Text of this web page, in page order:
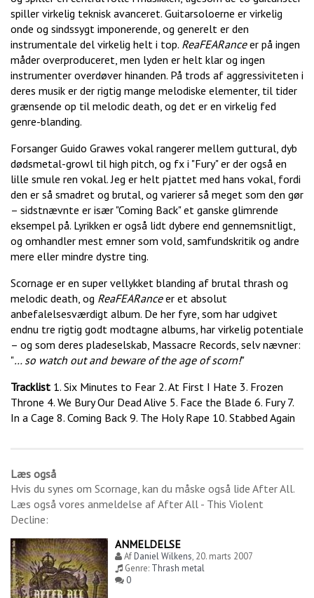
spiller virkelig teknisk avanceret. Guitarsoloerne er virkelig
onde og sindssygt imponerende, og generelt er den
instrumentale del virkelig helt i top. ReaFEARanceer på ingen
måder overproduceret, men lyden er helt klar og ingen
instrumenter overdøver hinanden. På trods af aggressiviteten i
deres musik er der rigtig mange melodiske elementer, til tider
grænsende op til melodic death, og det er en virkelig fed
genre-blanding.
Forsanger Guido Grawes vokal rangerer mellem guttural, dyb
dødsmetal-growl til high pitch, og fx i "Fury" er der også en
lille smule ren vokal. Jeg er helt pjattet med hans vokal, fordi
den er så smadret og brutal, og varierer så meget som den gør
– sidstnævnte er især "Coming Back" et ganske glimrende
eksempel på. Lyrikken er også lidt dybere end gennemsnitligt,
og omhandler mest emner som vold, samfundskritik og andre
mere eller mindre dystre ting.
Scornage er en super vellykket blanding af brutal thrash og
melodic death, og ReaFEARanceer et absolut
anbefalelsesværdigt album. De her fyre, som har udgivet
endnu tre rigtig godt modtagne albums, har virkelig potentiale
– og som deres pladeselskab, Massacre Records, selv nævner:
"… so watch out and beware of the age of scorn!"
Tracklist 1. Six Minutes to Fear 2. At First I Hate 3. Frozen
Throne 4. We Bury Our Dead Alive 5. Face the Blade 6. Fury 7.
In a Cage 8. Coming Back 9. The Holy Rape 10. Stabbed Again
Læs også
Hvis du synes om Scornage, kan du måske også lide After All.
Læs også vores anmeldelse afAfter All - This Violent
Decline:
ANMELDELSE
AfDaniel Wilkens, 20. marts 2007
Genre: Thrash metal
0